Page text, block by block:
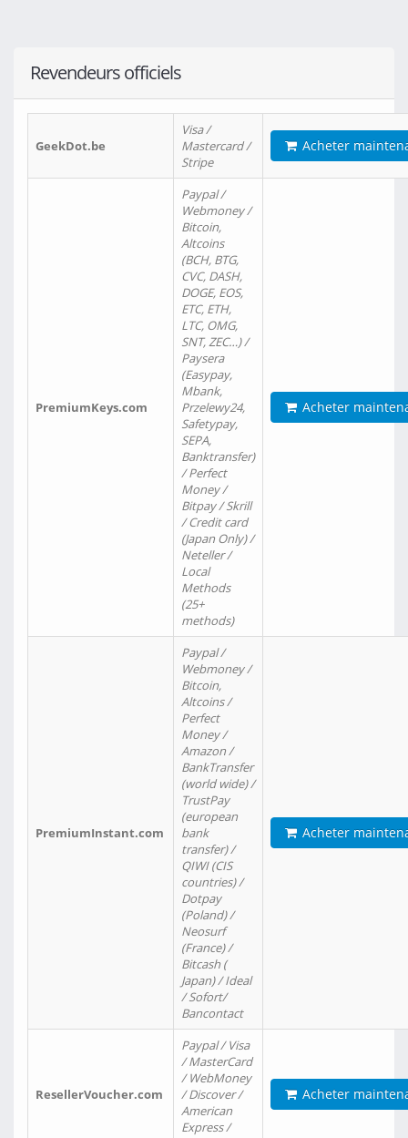
Revendeurs officiels
GeekDot.be
Visa /
Mastercard /
Stripe
Acheter
PremiumKeys.com
Paypal /
Webmoney /
Bitcoin,
Altcoins
(BCH, BTG,
CVC, DASH,
DOGE, EOS,
ETC, ETH,
LTC, OMG,
SNT, ZEC…) /
Paysera
(Easypay,
Mbank,
Przelewy24,
Safetypay,
SEPA,
Banktransfer)
/ Perfect
Money /
Bitpay / Skrill
/ Credit card
(Japan Only) /
Neteller /
Local
Methods
(25+
methods)
Acheter
PremiumInstant.com
Paypal /
Webmoney /
Bitcoin,
Altcoins /
Perfect
Money /
Amazon /
BankTransfer
(world wide) /
TrustPay
(european
bank
transfer) /
QIWI (CIS
countries) /
Dotpay
(Poland) /
Neosurf
(France) /
Bitcash (
Japan) / Ideal
/ Sofort/
Bancontact
Acheter
ResellerVoucher.com
Paypal / Visa
/ MasterCard
/ WebMoney
/ Discover /
American
Express /
Acheter